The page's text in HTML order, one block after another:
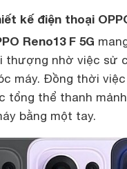
kế điện thoại
Reno13 F 5G
thượng nhờ việc sử
máy. Đồng thời
tổng thể thanh
bằng một tay.